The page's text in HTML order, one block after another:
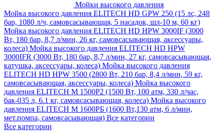
Мойки высокого давления
Мойка высокого давления ELITECH HD GPW 250 (15 лс, 248
бар, 1080 л/ч, самовсасывающая, 5 насадок, шл-10 м, 60 кг)
Мойка высокого давления ELITECH HD HPW 3000IF (3000
Вт, 180 бар, 8,7 л/мин, 26 кг, самовсасывающая, аксессуары,
колеса) Мойка высокого давления ELITECH HD HPW
3000IFR (3000 Вт, 180 бар, 8,7 л/мин, 27 кг, самовсасывающая,
катушка, аксессуары, колеса) Мойка высокого давления
ELITECH HD HPW 3500 (2800 Вт, 210 бар, 8,4 л/мин, 59 кг,
самовсасывающая, аксессуары, колеса) Мойка высокого
давления ELITECH M 1500P2 (1500 Вт, 100 атм, 330 л/час,
бак-035 л, 6.1 кг, самовсасывающая, колеса) Мойка высокого
давления ELITECH М 1600РБ (1600 Вт,130 атм, 6 л/мин,
мет.помпа, самовсасывающая) Все категории
Все категории